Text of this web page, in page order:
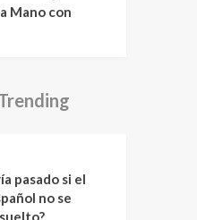
Mano con
pasado si el
no se